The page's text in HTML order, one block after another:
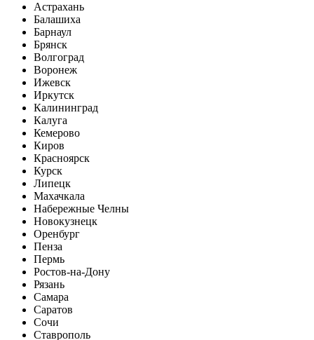
Астрахань
Балашиха
Барнаул
Брянск
Волгоград
Воронеж
Ижевск
Иркутск
Калининград
Калуга
Кемерово
Киров
Красноярск
Курск
Липецк
Махачкала
Набережные Челны
Новокузнецк
Оренбург
Пенза
Пермь
Ростов-на-Дону
Рязань
Самара
Саратов
Сочи
Ставрополь